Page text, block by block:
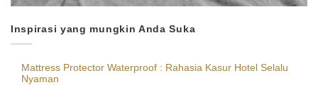
Inspirasi yang mungkin Anda Suka
Mattress Protector Waterproof : Rahasia Kasur Hotel Selalu
Nyaman